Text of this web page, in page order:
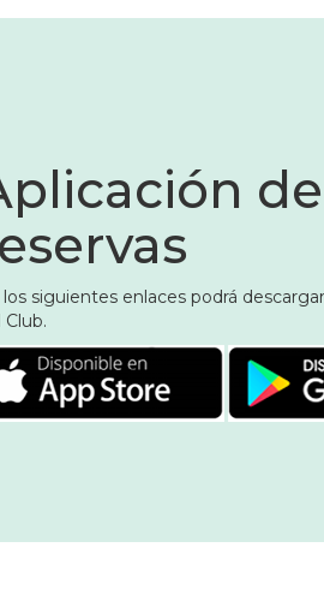
de
los siguientes enlaces podrá
Club.